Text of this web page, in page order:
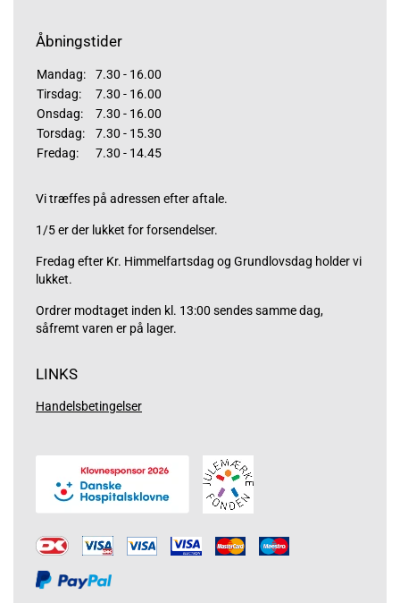
Åbningstider
Mandag:
7.30 - 16.00
Tirsdag:
7.30 - 16.00
Onsdag:
7.30 - 16.00
Torsdag:
7.30 - 15.30
Fredag:
7.30 - 14.45
Vi træffes på adressen efter aftale.
1/5 er der lukket for forsendelser.
Fredag efter Kr. Himmelfartsdag og Grundlovsdag holder vi
lukket.
Ordrer modtaget inden kl. 13:00 sendes samme dag,
såfremt varen er på lager.
LINKS
Handelsbetingelser